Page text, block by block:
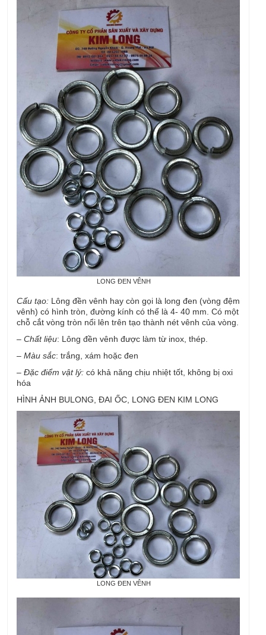
LONG ĐEN VÊNH
Cấu tạo: Lông đền vênh hay còn gọi là long đen (vòng đệm
vênh) có hình tròn, đường kính có thể là 4- 40 mm. Có một
chỗ cắt vòng tròn nổi lên trên tạo thành nét vênh của vòng.
– Chất liệu: Lông đền vênh được làm từ inox, thép.
– Màu sắc: trắng, xám hoặc đen
– Đặc điểm vật lý: có khả năng chịu nhiệt tốt, không bị oxi
hóa
HÌNH ẢNH BULONG, ĐAI ỐC, LONG ĐEN KIM LONG
LONG ĐEN VÊNH